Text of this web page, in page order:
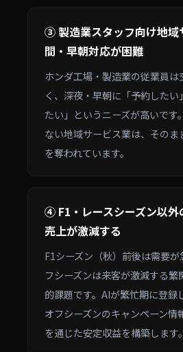
③ 製造業スタッフ向け地域
間・早朝対応が困難
ホンダ工場・製造業の従業員
く、深夜・早朝に「予約したい
たい」というニーズが高いです
ない地域サービス業は、その
を奪われています。
④ F1・レースシーズン以外
売上が激減する
F1シーズン（秋）前後は需要
フシーズンは来客が激減する繁
的課題です。AIが繁忙期に登録
オフシーズンのキャンペーン情
を通じた安定収益を構築します。